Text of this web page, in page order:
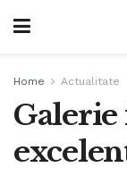
Home Actualitate
Galerie